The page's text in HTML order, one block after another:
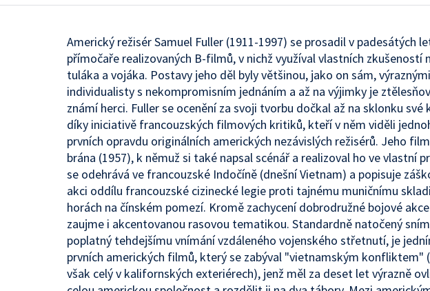
Americký režisér Samuel Fuller (1911-1997) se prosadil v padesátých
přímočaře realizovaných B-filmů, v nichž využíval vlastních zkušeností
tuláka a vojáka. Postavy jeho děl byly většinou, jako on sám, výraznými
individualisty s nekompromisním jednáním a až na výjimky je
známí herci. Fuller se ocenění za svoji tvorbu dočkal až na sklonku své
díky iniciativě francouzských filmových kritiků, kteří v něm viděli
prvních opravdu originálních amerických nezávislých režisérů. Jeho
brána (1957), k němuž si také napsal scénář a realizoval ho ve vlastní
se odehrává ve francouzské Indočíně (dnešní Vietnam) a popisuje
akci oddílu francouzské cizinecké legie proti tajnému muničnímu
horách na čínském pomezí. Kromě zachycení dobrodružné bojové
zaujme i akcentovanou rasovou tematikou. Standardně natočený
poplatný tehdejšímu vnímání vzdáleného vojenského střetnutí, je
prvních amerických filmů, který se zabýval "vietnamským konfliktem"
však celý v kalifornských exteriérech), jenž měl za deset let výrazně